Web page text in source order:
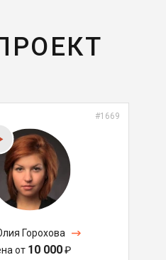
#1669
Горохова
от 10 000₽